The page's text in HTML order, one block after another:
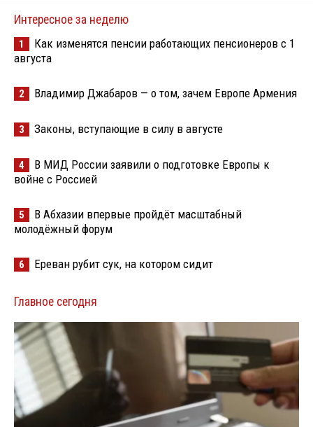
Интересное за неделю
1
Как изменятся пенсии работающих пенсионеров с 1
августа
2 Владимир Джабаров — о том, зачем Европе Армения
3 Законы, вступающие в силу в августе
4
В МИД России заявили о подготовке Европы к
войне с Россией
5
В Абхазии впервые пройдёт масштабный
молодёжный форум
6 Ереван рубит сук, на котором сидит
Главное сегодня